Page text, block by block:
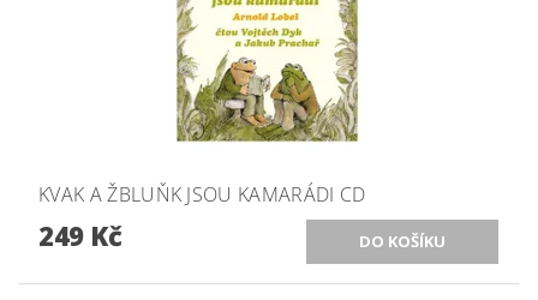
KVAK A ŽBLUŇK JSOU KAMARÁDI CD
249 Kč